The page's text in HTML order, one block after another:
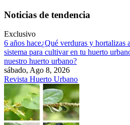
Saltar
contenido
Noticias de tendencia
Exclusivo
6 años hace¿Qué verduras y hortalizas
sistema para cultivar en tu huerto
nuestro huerto urbano?
sábado, Ago 8, 2026
Revista Huerto Urbano